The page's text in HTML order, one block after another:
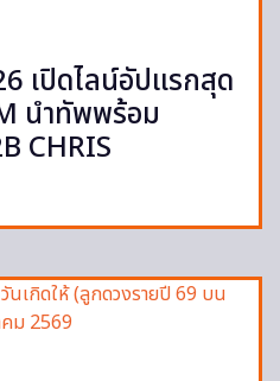
เปิดไลน์อัปแรกสุด
นำทัพพร้อม
CHRIS